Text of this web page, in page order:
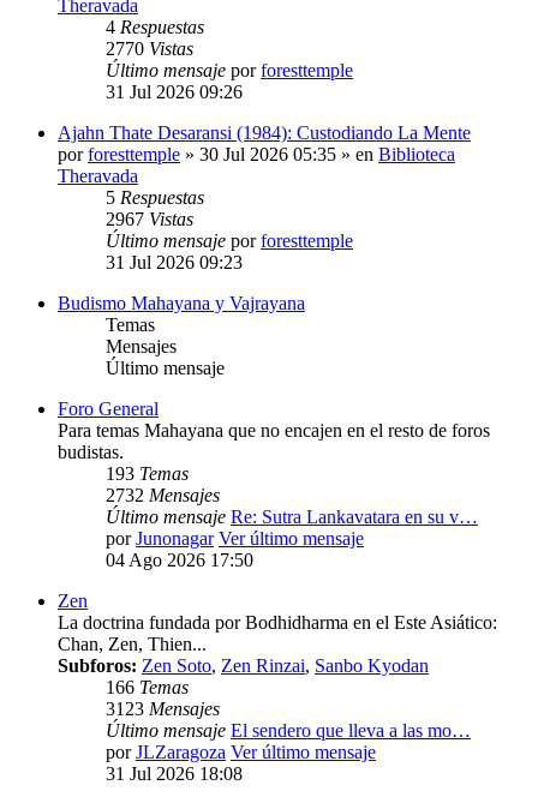
Theravada
4 Respuestas
2770 Vistas
Último mensaje porforesttemple
31 Jul 2026 09:26
Ajahn Thate Desaransi (1984): Custodiando La Mente
porforesttemple » 30 Jul 2026 05:35 » en Biblioteca
Theravada
5 Respuestas
2967 Vistas
Último mensaje porforesttemple
31 Jul 2026 09:23
Budismo Mahayana y Vajrayana
Temas
Mensajes
Último mensaje
Foro General
Para temas Mahayana que no encajen en el resto de foros
budistas.
193 Temas
2732 Mensajes
Último mensaje Re: Sutra Lankavatara en su v…
porJunonagar Ver último mensaje
04 Ago 2026 17:50
Zen
La doctrina fundada por Bodhidharma en el Este Asiático:
Chan, Zen, Thien...
Subforos: Zen Soto, Zen Rinzai, Sanbo Kyodan
166 Temas
3123 Mensajes
Último mensaje El sendero que lleva a las mo…
porJLZaragoza Ver último mensaje
31 Jul 2026 18:08